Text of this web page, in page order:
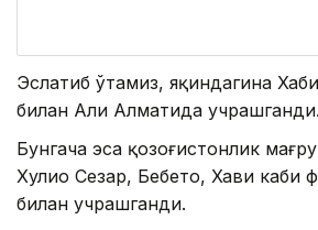
Эслатиб ўтамиз, яқиндагина
билан Али Алматида учрашганди.
Бунгача эса қозоғистонлик
Хулио Сезар, Бебето, Хави каби
билан учрашганди.